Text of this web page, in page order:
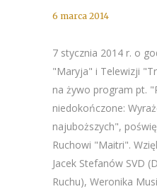
6 marca 2014
7 stycznia 2014 r. o
"Maryja" i Telewizji
na żywo program pt.
niedokończone:
najuboższych",
Ruchowi "Maitri".
Jacek Stefanów SVD
Ruchu), Weronika